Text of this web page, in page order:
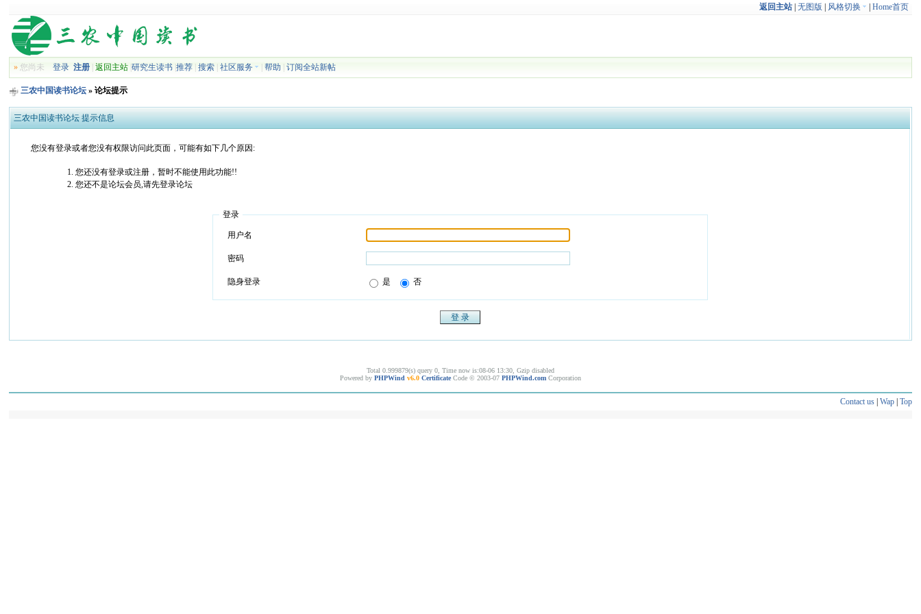
返回主站| 无图版 风格切换 Home首页
» 您尚未登录 注册 |返回主站 |研究生读书 |推荐 |搜索 |社区服务 |帮助 |订阅全站新帖
三农中国读书论坛 » 论坛提示
三农中国读书论坛 提示信息
您没有登录或者您没有权限访问此页面，可能有如下几个原因:
您还没有登录或注册，暂时不能使用此功能!!
您还不是论坛会员,请先登录论坛
登录
用户名
密码
隐身登录 是 否
Total 0.999879(s) query 0, Time now is:08-06 13:30, Gzip disabled
Powered by PHPWind v6.0 Certificate Code © 2003-07 PHPWind.com Corporation
Contact us| Wap| Top